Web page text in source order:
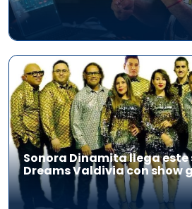
Sonora Dinamita llega
Dreams Valdivia con show